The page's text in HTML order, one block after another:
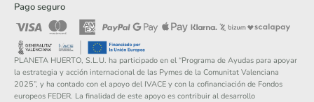
Pago seguro
PLANETA HUERTO, S.L.U. ha participado en el “Programa de Ayudas para apoyar
la estrategia y acción internacional de las Pymes de la Comunitat Valenciana
2025”, y ha contado con el apoyo del IVACE y con la cofinanciación de Fondos
europeos FEDER. La finalidad de este apoyo es contribuir al desarrollo